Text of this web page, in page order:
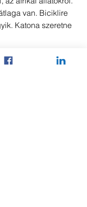
van. Biciklire
Katona szeretne